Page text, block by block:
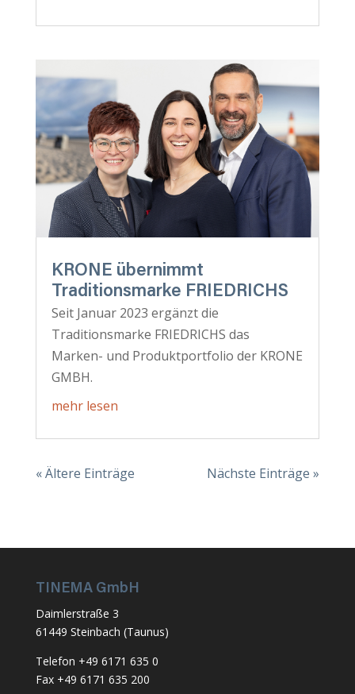
KRONE übernimmt
Traditionsmarke FRIEDRICHS
Seit Januar 2023 ergänzt die
Traditionsmarke FRIEDRICHS das
Marken- und Produktportfolio der KRONE
GMBH.
mehr lesen
« Ältere Einträge Nächste Einträge »
TINEMA GmbH
Daimlerstraße 3
61449 Steinbach (Taunus)
Telefon +49 6171 635 0
Fax +49 6171 635 200